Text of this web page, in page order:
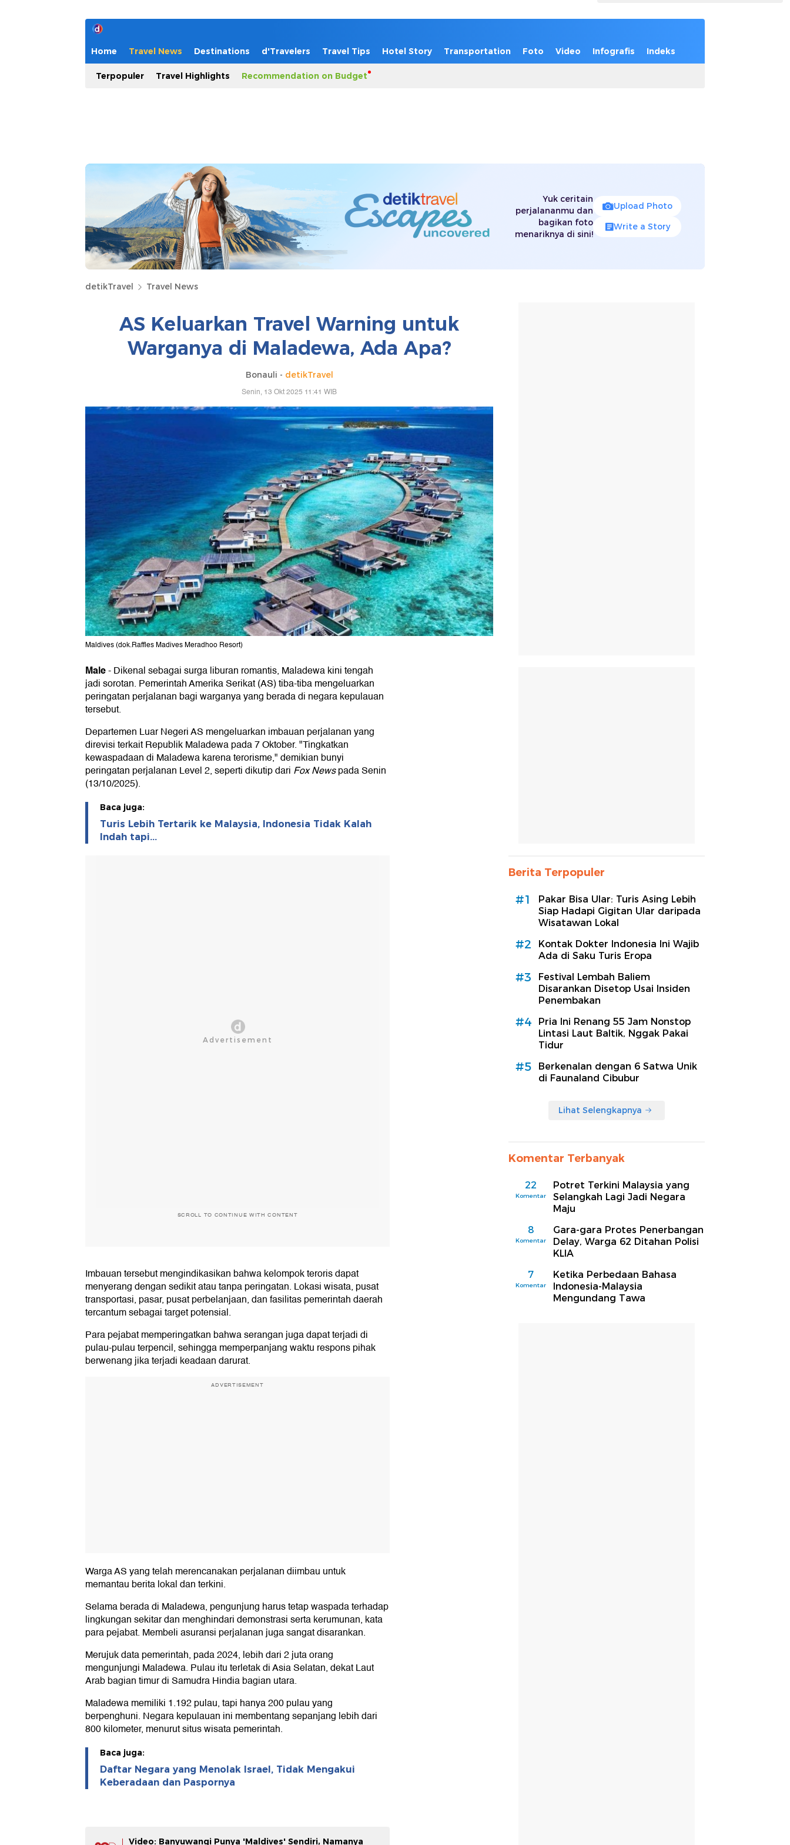
Home Travel News Destinations d'Travelers Travel Tips Hotel Story Transportation Foto Video Infografis Indeks
Terpopuler Travel Highlights Recommendation on Budget
Yuk ceritain
perjalananmu dan
bagikan foto
menariknya di sini!
Upload Photo
Write a Story
detikTravel Travel News
AS Keluarkan Travel Warning untuk
Warganya di Maladewa, Ada Apa?
Bonauli - detikTravel
Senin, 13 Okt 2025 11:41 WIB
Maldives (dok.Raffles Madives Meradhoo Resort)
Male-Dikenal sebagai surga liburan romantis, Maladewa kini tengah
jadi sorotan. Pemerintah Amerika Serikat (AS) tiba-tiba mengeluarkan
peringatan perjalanan bagi warganya yang berada di negara kepulauan
tersebut.
Departemen Luar Negeri AS mengeluarkan imbauan perjalanan yang
direvisi terkait Republik Maladewa pada 7 Oktober. "Tingkatkan
kewaspadaan di Maladewa karena terorisme," demikian bunyi
peringatan perjalanan Level 2, seperti dikutip dari Fox Newspada Senin
(13/10/2025).
Baca juga:
Turis Lebih Tertarik ke Malaysia, Indonesia Tidak Kalah
Indah tapi...
SCROLL TO CONTINUE WITH CONTENT
Imbauan tersebut mengindikasikan bahwa kelompok teroris dapat
menyerang dengan sedikit atau tanpa peringatan. Lokasi wisata, pusat
transportasi, pasar, pusat perbelanjaan, dan fasilitas pemerintah daerah
tercantum sebagai target potensial.
Para pejabat memperingatkan bahwa serangan juga dapat terjadi di
pulau-pulau terpencil, sehingga memperpanjang waktu respons pihak
berwenang jika terjadi keadaan darurat.
ADVERTISEMENT
Warga AS yang telah merencanakan perjalanan diimbau untuk
memantau berita lokal dan terkini.
Selama berada di Maladewa, pengunjung harus tetap waspada terhadap
lingkungan sekitar dan menghindari demonstrasi serta kerumunan, kata
para pejabat. Membeli asuransi perjalanan juga sangat disarankan.
Merujuk data pemerintah, pada 2024, lebih dari 2 juta orang
mengunjungi Maladewa. Pulau itu terletak di Asia Selatan, dekat Laut
Arab bagian timur di Samudra Hindia bagian utara.
Maladewa memiliki 1.192 pulau, tapi hanya 200 pulau yang
berpenghuni. Negara kepulauan ini membentang sepanjang lebih dari
800 kilometer, menurut situs wisata pemerintah.
Baca juga:
Daftar Negara yang Menolak Israel, Tidak Mengakui
Keberadaan dan Paspornya
Video: Banyuwangi Punya 'Maldives' Sendiri, Namanya
Berita Terpopuler
#1
Pakar Bisa Ular: Turis Asing Lebih
Siap Hadapi Gigitan Ular daripada
Wisatawan Lokal
#2
Kontak Dokter Indonesia Ini Wajib
Ada di Saku Turis Eropa
#3
Festival Lembah Baliem
Disarankan Disetop Usai Insiden
Penembakan
#4
Pria Ini Renang 55 Jam Nonstop
Lintasi Laut Baltik, Nggak Pakai
Tidur
#5
Berkenalan dengan 6 Satwa Unik
di Faunaland Cibubur
Lihat Selengkapnya
Komentar Terbanyak
22
Komentar
Potret Terkini Malaysia yang
Selangkah Lagi Jadi Negara
Maju
8
Komentar
Gara-gara Protes Penerbangan
Delay, Warga 62 Ditahan Polisi
KLIA
7
Komentar
Ketika Perbedaan Bahasa
Indonesia-Malaysia
Mengundang Tawa